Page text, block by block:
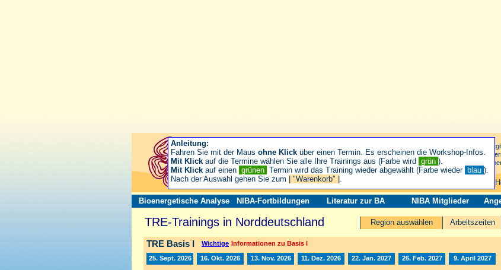
Bioenergetische Analyse NIBA-Fortbildungen Literatur zur BA NIBA Mitglieder
Arbeitszeiten
TRE-Trainings in Norddeutschland Region auswählen
TRE Basis I Wichtige Informationen zu Basis I
25. Sept. 2026 16. Okt. 2026 13. Nov. 2026 11. Dez. 2026 22. Jan. 2027 26. Feb. 2027 9. April 2027
Anleitung:
Fahren Sie mit der Maus ohne Klick über einen Termin. Es erscheinen die Workshop-Infos.
Mit Klick auf die Termine wählen Sie alle Ihre Trainings aus (Farbe wird grün ).
Mit Klick auf einen grünen Termin wird das Training wieder abgewählt (Farbe wieder blau ).
Nach der Auswahl gehen Sie zum
| "Warenkorb" | .